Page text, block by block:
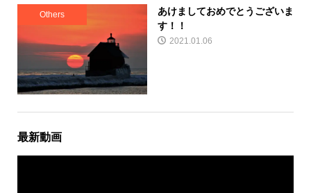
Others
あけましておめでとうございま
す！！
2021.01.06
最新動画